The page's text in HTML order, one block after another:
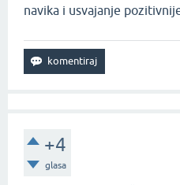
navika i usvajanje
+4
glasa